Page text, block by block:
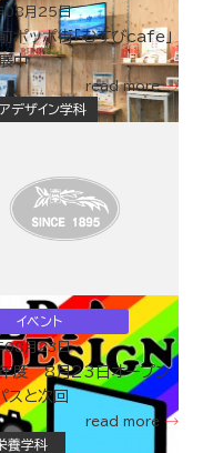
月25日
ポッポ街「むすびcafe」
中
read more
デザイン学科
イベント
月23日
度 8月23日オープン
スと次回
read more
養学科